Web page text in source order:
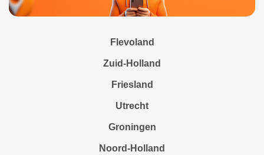
Flevoland
Zuid-Holland
Friesland
Utrecht
Groningen
Noord-Holland